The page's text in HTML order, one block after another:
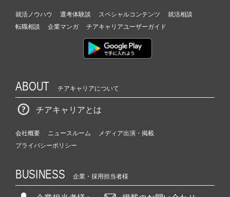
就活ノウハウ 選考体験談 スペシャルコンテンツ
就活相談
転職相談
企業マンガ チアキャリアユーザーガイド
ABOUT チアキャリアについて
チアキャリアとは
会社概要 ニュースルーム
メディア出演・掲載
プライバシーポリシー
BUSINESS 企業・採用担当者様